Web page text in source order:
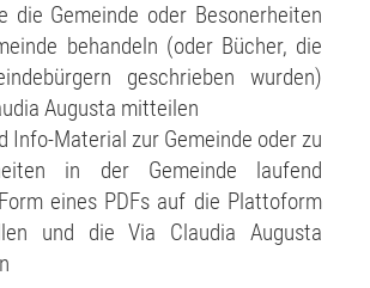
die Gemeinde oder Besonerheiten
behandeln (oder Bücher, die
geschrieben wurden)
Augusta mitteilen
Info-Material zur Gemeinde oder zu
in der Gemeinde laufend
eines PDFs auf die Plattoform
und die Via Claudia Augusta